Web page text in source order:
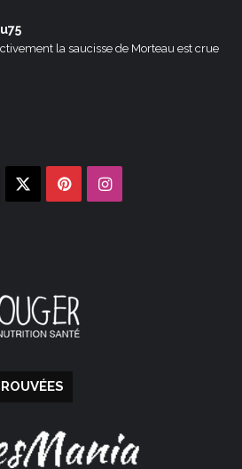
la saucisse de Morteau est crue
Facebook PinterestInstagram